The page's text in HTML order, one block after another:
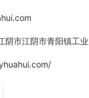
阴市江阴市青阳镇工